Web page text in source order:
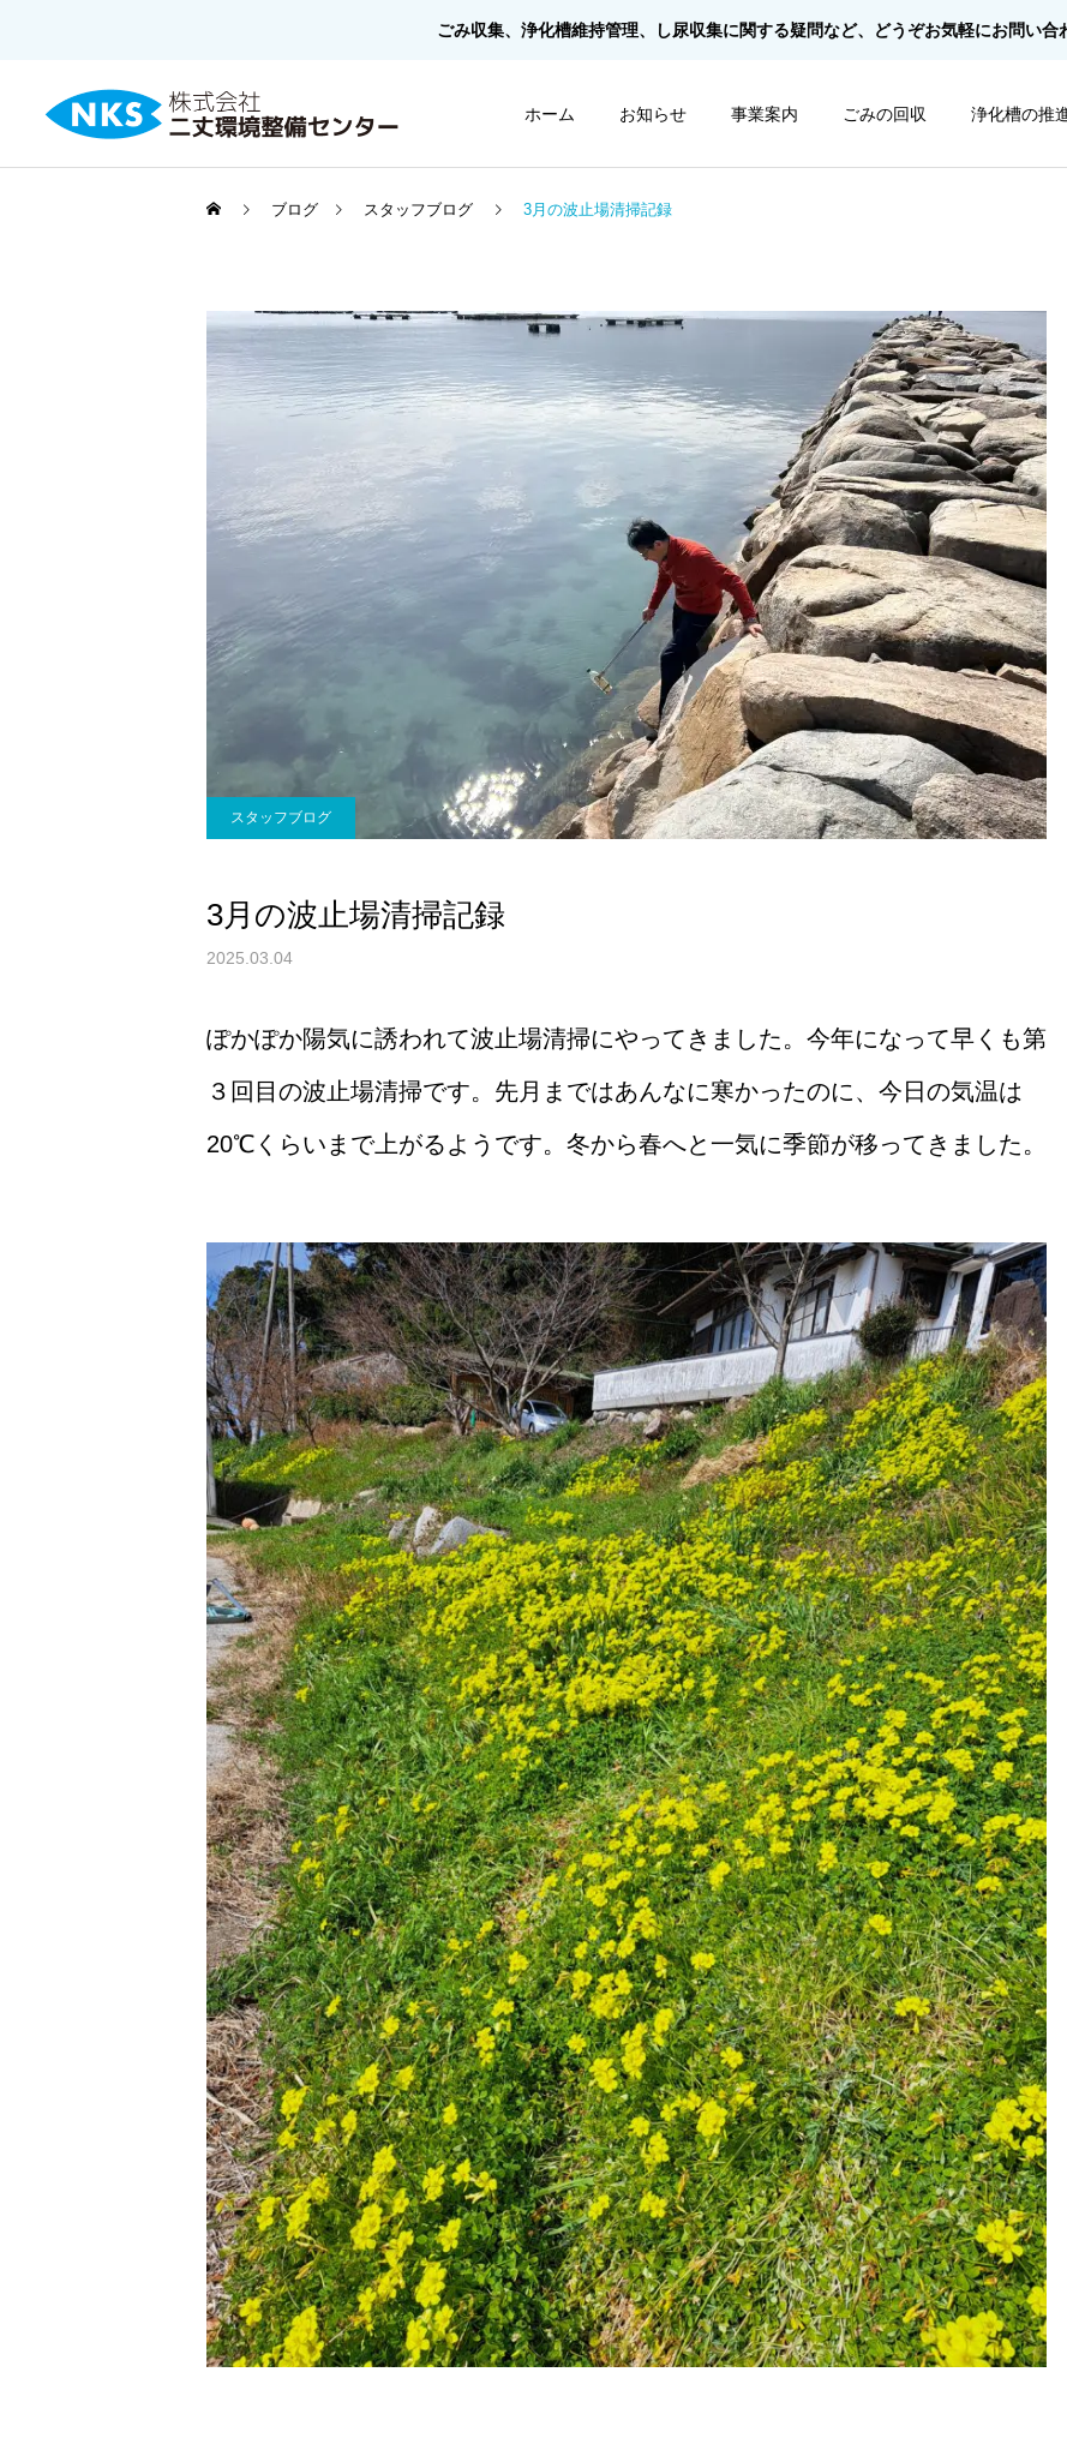
ごみ収集、浄化槽維持管理、し尿収集に関する疑問など、どうぞお気軽にお問い合
ホーム お知らせ 事業案内 ごみの回収 浄化槽の推
家庭ごみ 事業所ごみ
スタッフブログ
『himawari』
スタッフブログ
地域美化活動『鹿家地区』
を行いました！
スタッフブログ
7月の波止場清掃記録
ブログ スタッフブログ 3月の波止場清掃記録
スタッフブログ
3月の波止場清掃記録
2025.03.04
ぽかぽか陽気に誘われて波止場清掃にやってきました。今年になって早くも第
３回目の波止場清掃です。先月まではあんなに寒かったのに、今日の気温は
20℃くらいまで上がるようです。冬から春へと一気に季節が移ってきました。